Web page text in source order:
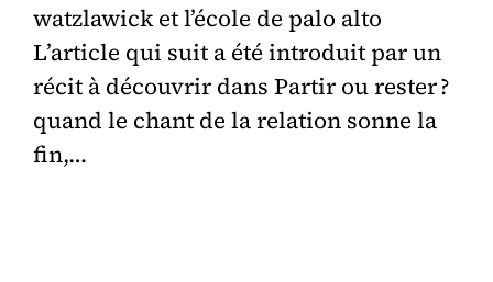
watzlawick et l’école de palo alto
L’article qui suit a été introduit par un
récit à découvrir dans Partir ou rester ?
quand le chant de la relation sonne la
fin,…